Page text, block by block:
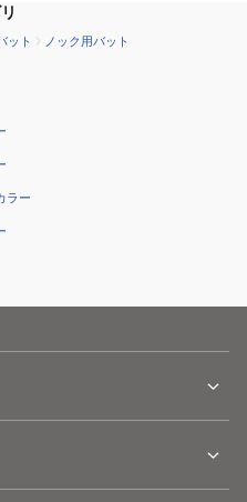
ット ノック用バット
ラー